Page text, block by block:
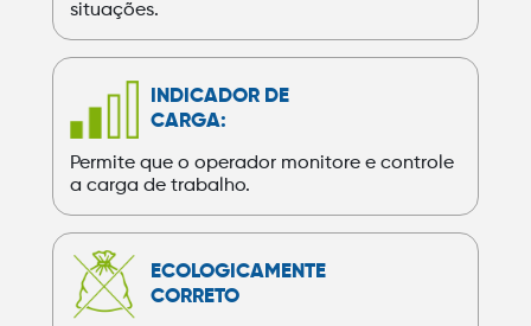
situações.
INDICADOR DE
CARGA:
Permite que o operador monitore e controle
a carga de trabalho.
ECOLOGICAMENTE
CORRETO